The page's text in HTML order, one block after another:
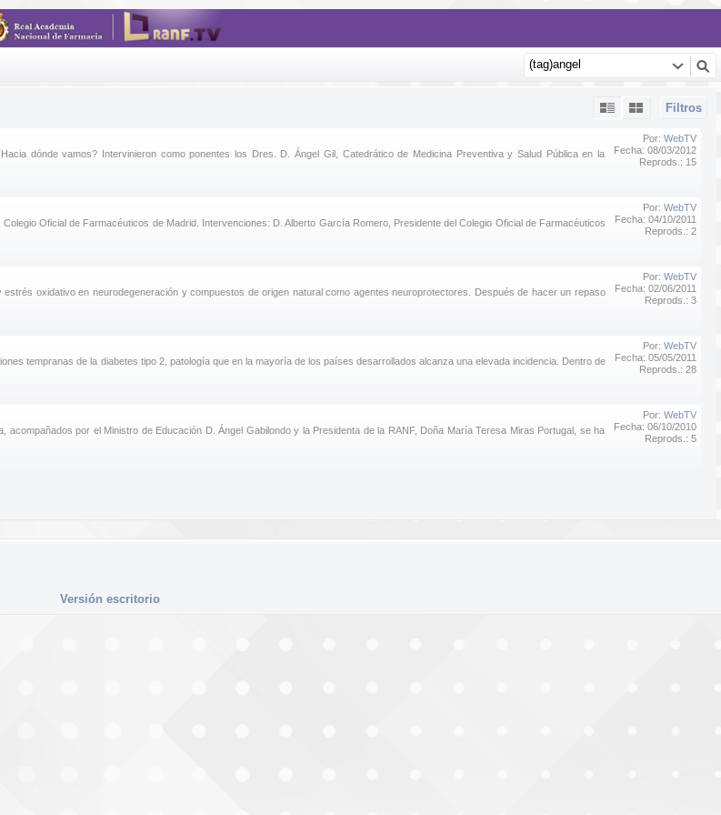
Filtros
Por: WebTV
Fecha: 08/03/2012
Reprods.: 15
dónde vamos? Intervinieron como ponentes los Dres. D. Ángel Gil, Catedrático de Medicina Preventiva y Salud Pública en la
Por: WebTV
Fecha: 04/10/2011
Reprods.: 2
Oficial de Farmacéuticos de Madrid. Intervenciones: D. Alberto García Romero, Presidente del Colegio Oficial de Farmacéuticos
Por: WebTV
Fecha: 02/06/2011
Reprods.: 3
oxidativo en neurodegeneración y compuestos de origen natural como agentes neuroprotectores. Después de hacer un repaso
Por: WebTV
Fecha: 05/05/2011
Reprods.: 28
tempranas de la diabetes tipo 2, patología que en la mayoría de los países desarrollados alcanza una elevada incidencia. Dentro de
Por: WebTV
Fecha: 06/10/2010
Reprods.: 5
por el Ministro de Educación D. Ángel Gabilondo y la Presidenta de la RANF, Doña María Teresa Miras Portugal, se ha
Versión escritorio